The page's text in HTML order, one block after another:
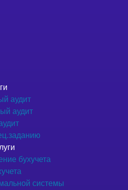
аудит
аудит
бухучета
системы